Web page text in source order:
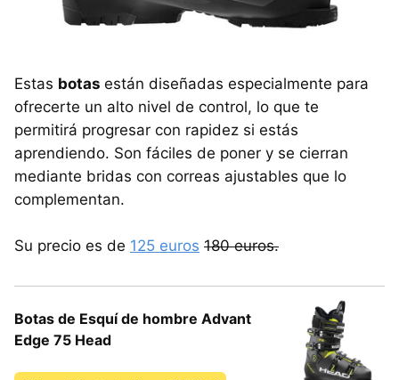
Estas botas están diseñadas especialmente para
ofrecerte un alto nivel de control, lo que te
permitirá progresar con rapidez si estás
aprendiendo. Son fáciles de poner y se cierran
mediante bridas con correas ajustables que lo
complementan.
Su precio es de 125 euros 180 euros.
Botas de Esquí de hombre Advant
Edge 75 Head